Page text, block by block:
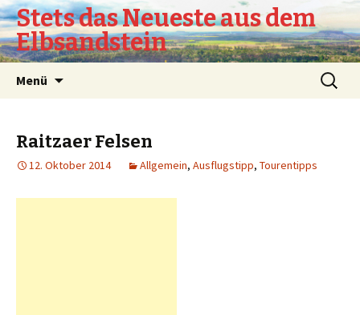
Stets das Neueste aus dem
Elbsandstein
Menü
Suchen
nach:
Raitzaer Felsen
12. Oktober 2014 Allgemein, Ausflugstipp, Tourentipps